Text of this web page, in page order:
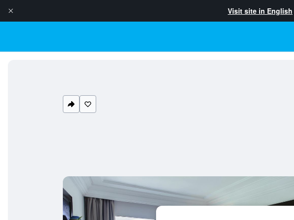
Visit site in English